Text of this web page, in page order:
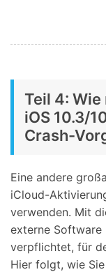
Teil 4:
iOS 10.3/
Crash-
Eine andere
iCloud-
verwenden. Mit
externe Software
verpflichtet, für
Hier folgt, wie